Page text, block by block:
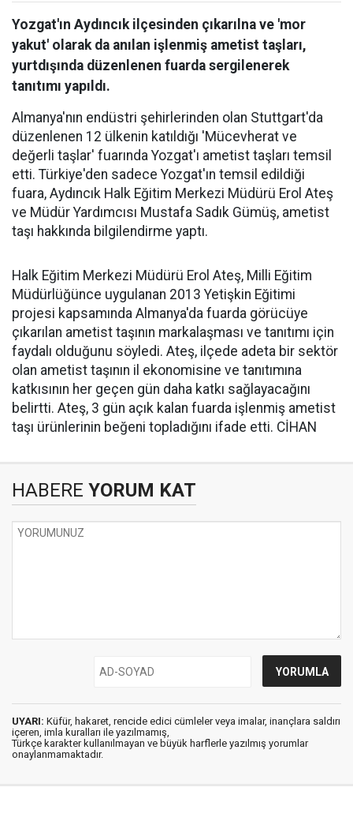
Yozgat'ın Aydıncık ilçesinden çıkarılna ve 'mor
yakut' olarak da anılan işlenmiş ametist taşları,
yurtdışında düzenlenen fuarda sergilenerek
tanıtımı yapıldı.
Almanya'nın endüstri şehirlerinden olan Stuttgart'da
düzenlenen 12 ülkenin katıldığı 'Mücevherat ve
değerli taşlar' fuarında Yozgat'ı ametist taşları temsil
etti. Türkiye'den sadece Yozgat'ın temsil edildiği
fuara, Aydıncık Halk Eğitim Merkezi Müdürü Erol Ateş
ve Müdür Yardımcısı Mustafa Sadık Gümüş, ametist
taşı hakkında bilgilendirme yaptı.
Halk Eğitim Merkezi Müdürü Erol Ateş, Milli Eğitim
Müdürlüğünce uygulanan 2013 Yetişkin Eğitimi
projesi kapsamında Almanya'da fuarda görücüye
çıkarılan ametist taşının markalaşması ve tanıtımı için
faydalı olduğunu söyledi. Ateş, ilçede adeta bir sektör
olan ametist taşının il ekonomisine ve tanıtımına
katkısının her geçen gün daha katkı sağlayacağını
belirtti. Ateş, 3 gün açık kalan fuarda işlenmiş ametist
taşı ürünlerinin beğeni topladığını ifade etti. CİHAN
HABERE YORUM KAT
UYARI: Küfür, hakaret, rencide edici cümleler veya imalar, inançlara saldırı
içeren, imla kuralları ile yazılmamış,
Türkçe karakter kullanılmayan ve büyük harflerle yazılmış yorumlar
onaylanmamaktadır.